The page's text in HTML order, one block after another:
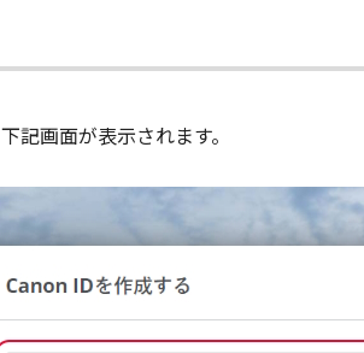
記画面が表示されます。